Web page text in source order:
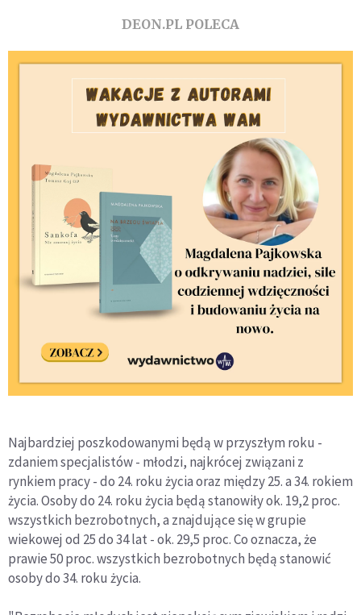
DEON.PL POLECA
Najbardziej poszkodowanymi będą w przyszłym roku -
zdaniem specjalistów - młodzi, najkrócej związani z
rynkiem pracy - do 24. roku życia oraz między 25. a 34. rokiem
życia. Osoby do 24. roku życia będą stanowiły ok. 19,2 proc.
wszystkich bezrobotnych, a znajdujące się w grupie
wiekowej od 25 do 34 lat - ok. 29,5 proc. Co oznacza, że
prawie 50 proc. wszystkich bezrobotnych będą stanowić
osoby do 34. roku życia.